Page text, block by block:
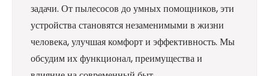
задачи. От пылесосов до умных помощников, эти
устройства становятся незаменимыми в жизни
человека, улучшая комфорт и эффективность. Мы
обсудим их функционал, преимущества и